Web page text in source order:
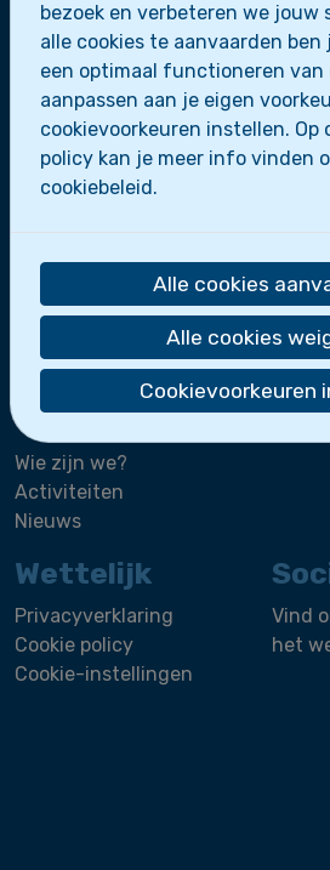
Zeescouts Sint-Leo
Zeepaardjes
Zeewolfjes
Zeerobben
Loodsen
De zeescouts maken deel uit
Sint-Leo.
Wie zijn we?
Activiteiten
Nieuws
Wettelijk
Privacyverklaring
Cookie policy
Cookie-instellingen
Vind
het
bezoek en verbeteren we jouw
alle cookies te aanvaarden ben
een optimaal functioneren van
aanpassen aan je eigen
cookievoorkeuren instellen. Op
policy kan je meer info vinden
cookiebeleid.
Alle cookies
Alle cookies
Cookievoorkeuren